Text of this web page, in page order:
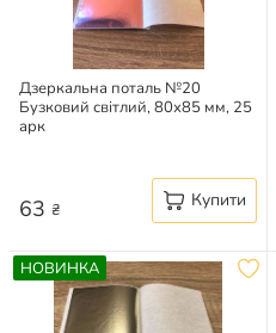
Дзеркальна поталь №20
Бузковий світлий, 80х85 мм, 25
арк
63 ₴ Купити
НОВИНКА